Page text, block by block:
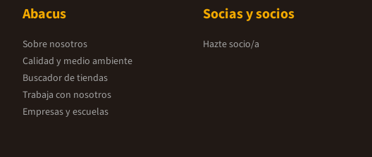
Abacus
Sobre nosotros
Calidad y medio ambiente
Buscador de tiendas
Trabaja con nosotros
Empresas y escuelas
Socias y socios
Hazte socio/a